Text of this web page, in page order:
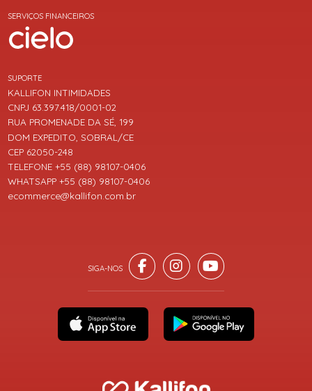
SERVIÇOS FINANCEIROS
SUPORTE
KALLIFON INTIMIDADES
CNPJ 63.397.418/0001-02
RUA PROMENADE DA SÉ, 199
DOM EXPEDITO, SOBRAL/CE
CEP 62050-248
TELEFONE +55 (88) 98107-0406
WHATSAPP +55 (88) 98107-0406
ecommerce@kallifon.com.br